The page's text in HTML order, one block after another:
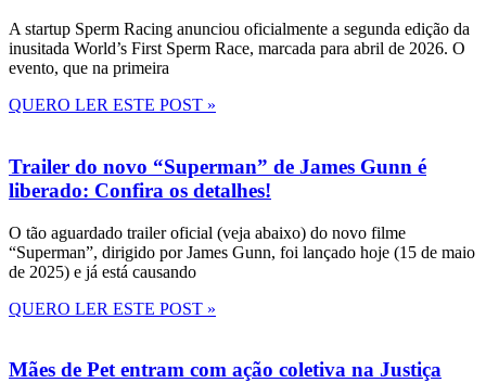
A startup Sperm Racing anunciou oficialmente a segunda edição da
inusitada World’s First Sperm Race, marcada para abril de 2026. O
evento, que na primeira
QUERO LER ESTE POST »
Trailer do novo “Superman” de James Gunn é
liberado: Confira os detalhes!
O tão aguardado trailer oficial (veja abaixo) do novo filme
“Superman”, dirigido por James Gunn, foi lançado hoje (15 de maio
de 2025) e já está causando
QUERO LER ESTE POST »
Mães de Pet entram com ação coletiva na Justiça